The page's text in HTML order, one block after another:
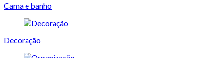
Cama e banho
Decoração